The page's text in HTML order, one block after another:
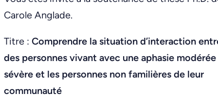
Carole Anglade.
Titre : Comprendre la situation d’interaction
des personnes vivant avec une aphasie
sévère et les personnes non familières de leur
communauté